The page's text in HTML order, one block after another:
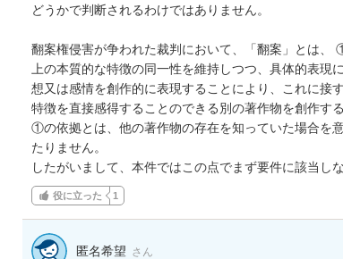
どうかで判断されるわけではありません。
翻案権侵害が争われた裁判において、「翻案」とは
上の本質的な特徴の同一性を維持しつつ、具体的表現
想又は感情を創作的に表現することにより、これに接
特徴を直接感得することのできる別の著作物を創作す
①の依拠とは、他の著作物の存在を知っていた場合を
たりません。
したがいまして、本件ではこの点でまず要件に該当し
役に立った 1
匿名希望 さん